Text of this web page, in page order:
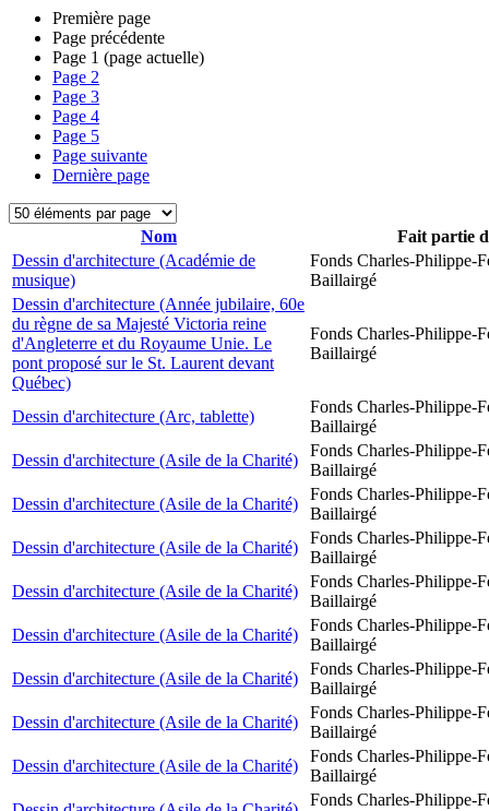
Première page
Page précédente
Page 1 (page actuelle)
Page 2
Page 3
Page 4
Page 5
Page suivante
Dernière page
Nom
Fait partie
Dessin d'architecture (Académie de
musique)
Fonds Charles-Philippe-
Baillairgé
Dessin d'architecture (Année jubilaire, 60e
du règne de sa Majesté Victoria reine
d'Angleterre et du Royaume Unie. Le
pont proposé sur le St. Laurent devant
Québec)
Fonds Charles-Philippe-
Baillairgé
Dessin d'architecture (Arc, tablette)
Fonds Charles-Philippe-
Baillairgé
Dessin d'architecture (Asile de la Charité)
Fonds Charles-Philippe-
Baillairgé
Dessin d'architecture (Asile de la Charité)
Fonds Charles-Philippe-
Baillairgé
Dessin d'architecture (Asile de la Charité)
Fonds Charles-Philippe-
Baillairgé
Dessin d'architecture (Asile de la Charité)
Fonds Charles-Philippe-
Baillairgé
Dessin d'architecture (Asile de la Charité)
Fonds Charles-Philippe-
Baillairgé
Dessin d'architecture (Asile de la Charité)
Fonds Charles-Philippe-
Baillairgé
Dessin d'architecture (Asile de la Charité)
Fonds Charles-Philippe-
Baillairgé
Dessin d'architecture (Asile de la Charité)
Fonds Charles-Philippe-
Baillairgé
Fonds Charles-Philippe-